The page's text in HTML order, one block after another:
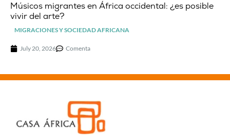
Músicos migrantes en África occidental: ¿es posible
vivir del arte?
MIGRACIONES Y SOCIEDAD AFRICANA
July 20, 2026 Comenta